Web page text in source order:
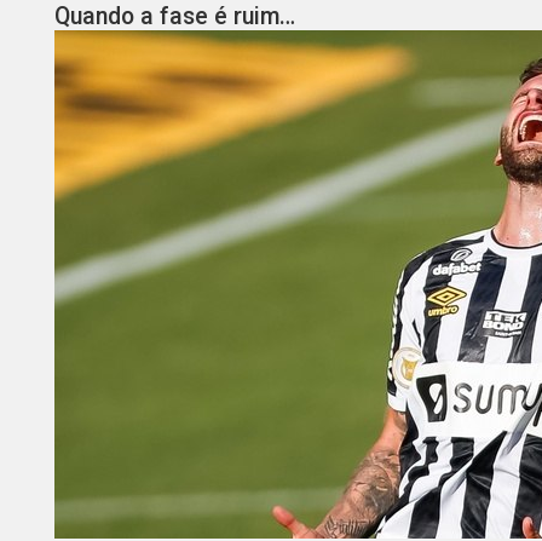
Quando a fase é ruim…